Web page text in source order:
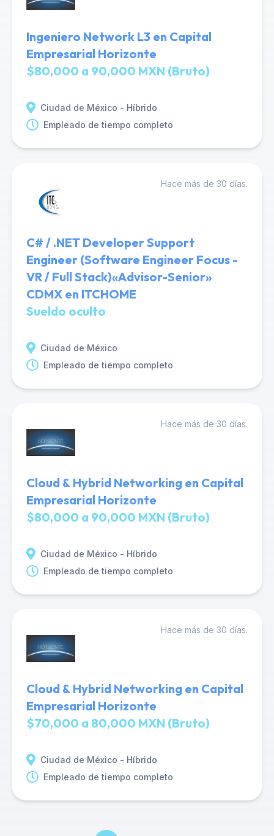
Ingeniero Network L3 en Capital
Empresarial Horizonte
$80,000 a 90,000 MXN (Bruto)
Ciudad de México - Híbrido
Empleado de tiempo completo
Hace más de 30 días.
C# / .NET Developer Support
Engineer (Software Engineer Focus -
VR / Full Stack)«Advisor-Senior»
CDMX en ITCHOME
Sueldo oculto
Ciudad de México
Empleado de tiempo completo
Hace más de 30 días.
Cloud & Hybrid Networking en Capital
Empresarial Horizonte
$80,000 a 90,000 MXN (Bruto)
Ciudad de México - Híbrido
Empleado de tiempo completo
Hace más de 30 días.
Cloud & Hybrid Networking en Capital
Empresarial Horizonte
$70,000 a 80,000 MXN (Bruto)
Ciudad de México - Híbrido
Empleado de tiempo completo